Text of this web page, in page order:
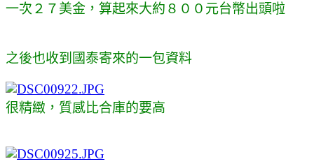
一次２７美金，算起來大約８００元台幣出頭啦
之後也收到國泰寄來的一包資料
很精緻，質感比合庫的要高